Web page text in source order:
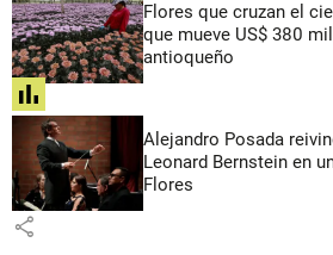
Flores que cruzan el
que mueve US$ 380
antioqueño
share
Alejandro Posada
Leonard Bernstein en
Flores
share